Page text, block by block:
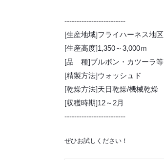
-------------------------
[生産地域]フライハーネス地区
[生産高度]1,350～3,000ｍ
[品 種]ブルボン・カツーラ等
[精製方法]ウォッシュド
[乾燥方法]天日乾燥/機械乾燥
[収穫時期]12～2月
-------------------------
ぜひお試しください！